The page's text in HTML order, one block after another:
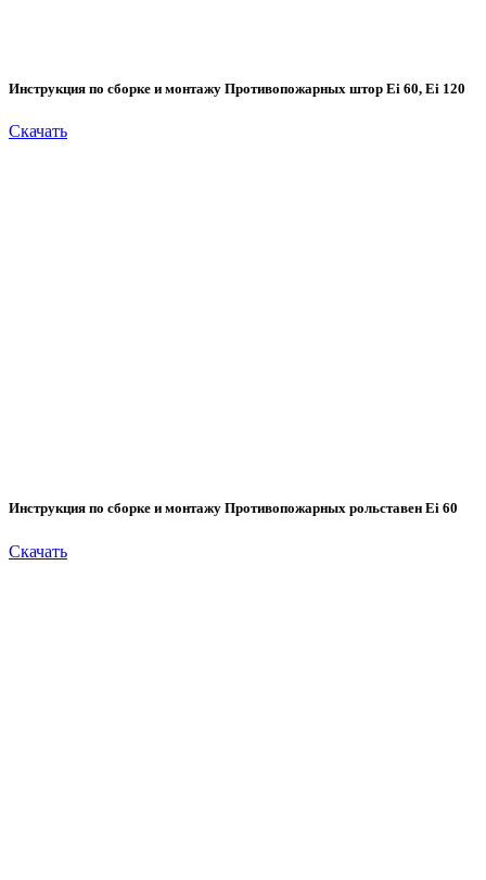
Инструкция по сборке и монтажу Противопожарных штор Еi 60, Ei 120
Скачать
Инструкция по сборке и монтажу Противопожарных рольставен Ei 60
Скачать